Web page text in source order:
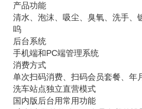
产品功能
清水、泡沫、吸尘、臭氧、洗手、
呜
后台系统
手机端和PC端管理系统
消费方式
单次扫码消费、扫码会员套餐、年
洗车站点独立直营模式
国内版后台用常用功能